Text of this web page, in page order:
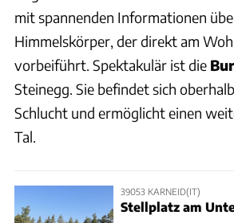
mit spannenden Informationen
Himmelskörper, der direkt am
vorbeiführt. Spektakulär ist die
Steinegg. Sie befindet sich
Schlucht und ermöglicht einen
Tal.
39053 KARNEID(IT)
Stellplatz am